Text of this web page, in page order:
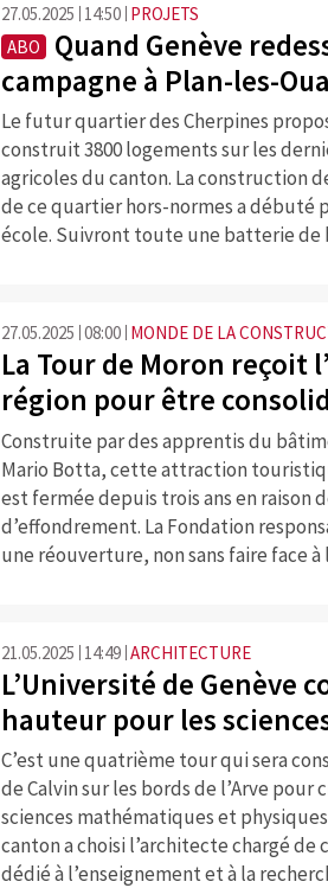
27.05.2025 14:50 PROJETS
ABO
Quand Genève
campagne à Plan-les-
Le futur quartier des Cherpines
construit 3800 logements sur les
agricoles du canton. La construction
de ce quartier hors-normes a débuté
école. Suivront toute une batterie de
27.05.2025 08:00 MONDE DE LA
La Tour de Moron reçoit
région pour être
Construite par des apprentis du
Mario Botta, cette attraction
est fermée depuis trois ans en raison
d’effondrement. La Fondation
une réouverture, non sans faire face à
21.05.2025 14:49 ARCHITECTURE
L’Université de Genève
hauteur pour les
C’est une quatrième tour qui sera
de Calvin sur les bords de l’Arve pour
sciences mathématiques et
canton a choisi l’architecte chargé de
dédié à l’enseignement et à la